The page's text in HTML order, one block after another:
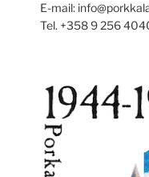
E-mail:
Tel. +358 9 256